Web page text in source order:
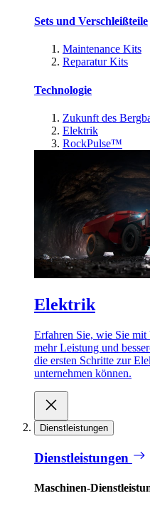
Sets und Verschleißteile
Maintenance Kits
Reparatur Kits
Technologie
Zukunft des
Elektrik
RockPulse™
Elektrik
Erfahren Sie, wie Sie
mehr Leistung und
die ersten Schritte zur
unternehmen können.
Dienstleistungen
Dienstleistungen
Maschinen-